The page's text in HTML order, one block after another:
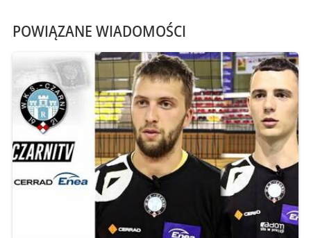
POWIĄZANE WIADOMOŚCI